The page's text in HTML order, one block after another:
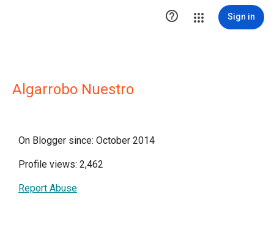
 Sign in
Algarrobo Nuestro
On Blogger since: October 2014
Profile views: 2,462
Report Abuse